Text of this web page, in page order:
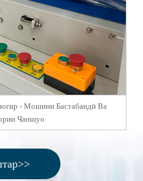
- Мошини Бастабандӣ Ва
Чаншуо